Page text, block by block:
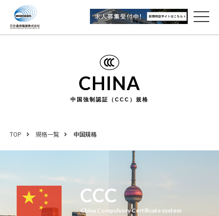
CHINA
中国強制認証（CCC）規格
TOP 規格一覧 中国規格
CCC
China Compulsory Certificate system